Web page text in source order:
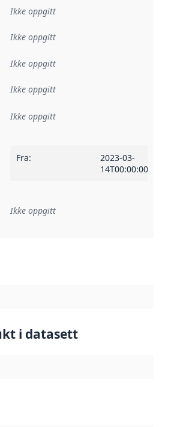
Ikke oppgitt
Ikke oppgitt
Ikke oppgitt
Ikke oppgitt
:
Ikke oppgitt
Fra:
2023-03-
14T00:00:00Z
til en implementasjonsregel
Ikke oppgitt
i datasett